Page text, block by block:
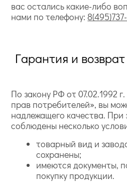
вас остались какие-либо
нами по телефону:
Гарантия и
По закону РФ от 07.02.1992
прав потребителей», вы
надлежащего качества.
соблюдены несколько
товарный вид и
сохранены;
имеются документы,
покупку продукции.